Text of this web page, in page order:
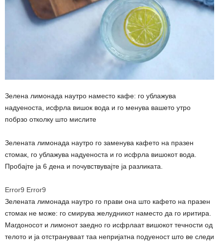
Зелена лимонада наутро наместо кафе: го ублажува
надуеноста, исфрла вишок вода и го менува вашето утро
побрзо отколку што мислите
Зелената лимонада наутро го заменува кафето на празен
стомак, го ублажува надуеноста и го исфрла вишокот вода.
Пробајте ја 6 дена и почувствувајте ја разликата.
Error9 Error9
Зелената лимонада наутро го прави она што кафето на празен
стомак не може: го смирува желудникот наместо да го иритира.
Магдоносот и лимонот заедно го исфрлаат вишокот течности од
телото и ја отстрануваат таа непријатна подуеност што ве следи